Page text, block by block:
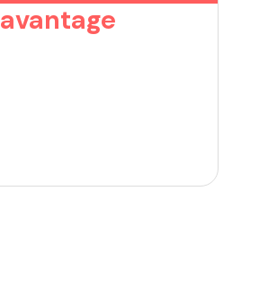
avantage